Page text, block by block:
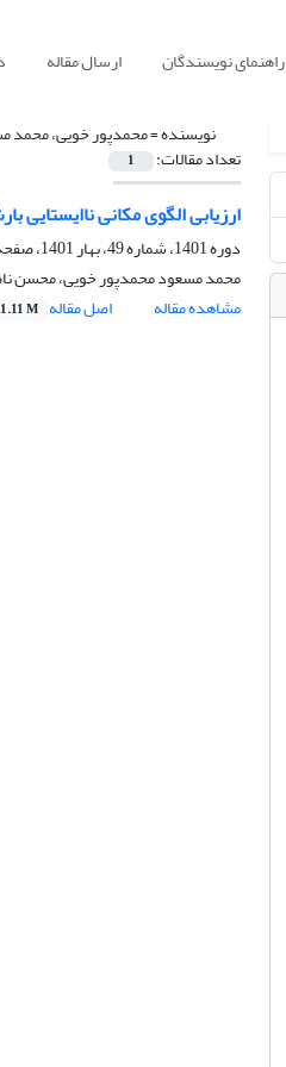
راهنمای نویسندگان ارسال مقاله
نویسنده =محمدپور خویی، محمد
تعداد مقالات: 1
ارزیابی الگوی مکانی
دوره 1401، شماره 49، بهار 1401، صفحه
محمد مسعود محمدپور خویی، محسن
مشاهده مقاله
اصل مقاله 1.11 M